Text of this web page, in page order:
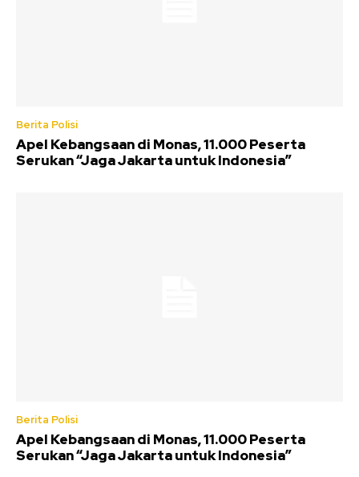
Berita Polisi
Apel Kebangsaan di Monas, 11.000 Peserta
Serukan “Jaga Jakarta untuk Indonesia”
Berita Polisi
Apel Kebangsaan di Monas, 11.000 Peserta
Serukan “Jaga Jakarta untuk Indonesia”